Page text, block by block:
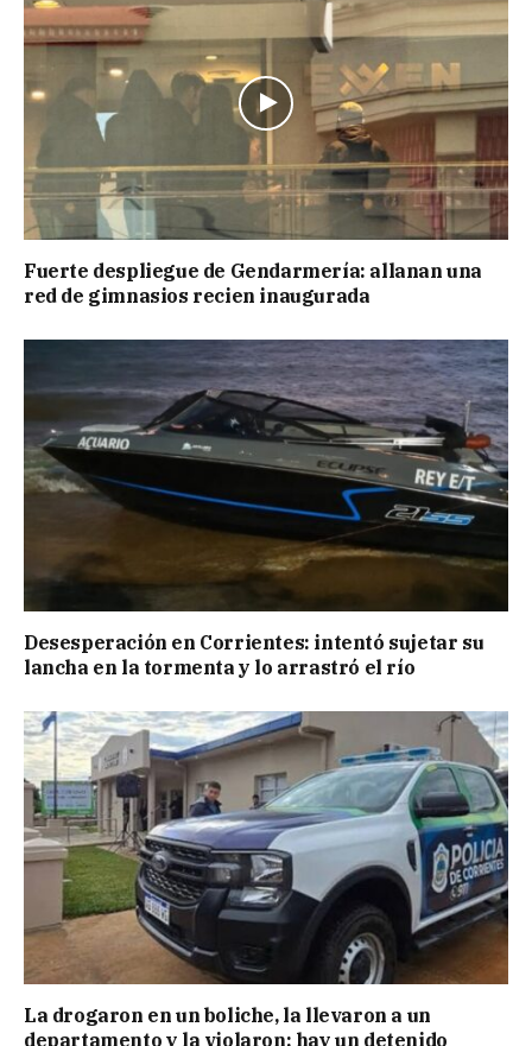
Fuerte despliegue de Gendarmería: allanan una
red de gimnasios recien inaugurada
Desesperación en Corrientes: intentó sujetar su
lancha en la tormenta y lo arrastró el río
La drogaron en un boliche, la llevaron a un
departamento y la violaron: hay un detenido